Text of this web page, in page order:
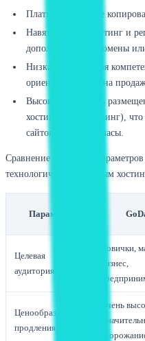
Платное резервное
Навязчивый маркетинг и
дополнительные домены
Низкая техническая
ориентированной на
Высокая плотность
хостинге (оверселлинг),
сайтов в пиковые часы.
Сравнение ключевых параметров
технологичным облачным
Параметр
Целевая
аудитория
Новички,
бизнес,
Ценообразование
продления
Очень